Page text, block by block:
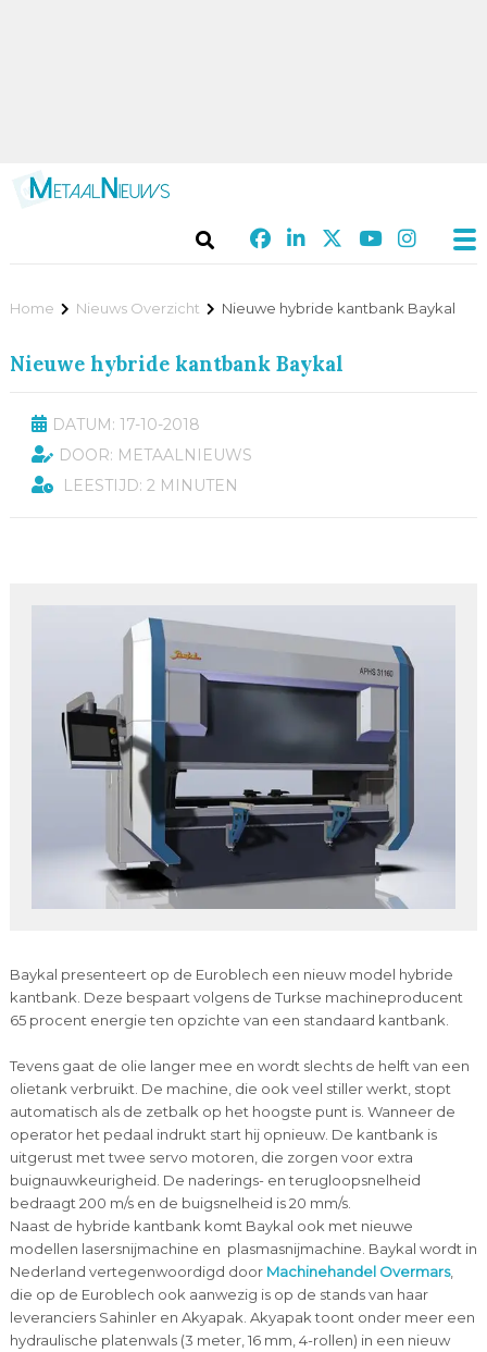
Home Nieuws Overzicht Nieuwe hybride kantbank Baykal
Nieuwe hybride kantbank Baykal
DATUM: 17-10-2018
DOOR: METAALNIEUWS
LEESTIJD: 2 MINUTEN
Baykal presenteert op de Euroblech een nieuw model hybride
kantbank. Deze bespaart volgens de Turkse machineproducent
65 procent energie ten opzichte van een standaard kantbank.
Tevens gaat de olie langer mee en wordt slechts de helft van een
olietank verbruikt. De machine, die ook veel stiller werkt, stopt
automatisch als de zetbalk op het hoogste punt is. Wanneer de
operator het pedaal indrukt start hij opnieuw. De kantbank is
uitgerust met twee servo motoren, die zorgen voor extra
buignauwkeurigheid. De naderings- en terugloopsnelheid
bedraagt 200 m/s en de buigsnelheid is 20 mm/s.
Naast de hybride kantbank komt Baykal ook met nieuwe
modellen lasersnijmachine en plasmasnijmachine. Baykal wordt in
Nederland vertegenwoordigd door Machinehandel Overmars,
die op de Euroblech ook aanwezig is op de stands van haar
leveranciers Sahinler en Akyapak. Akyapak toont onder meer een
hydraulische platenwals (3 meter, 16 mm, 4-rollen) in een nieuw